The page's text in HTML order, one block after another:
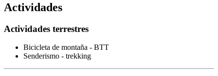
Actividades
Actividades terrestres
Bicicleta de montaña - BTT
Senderismo - trekking